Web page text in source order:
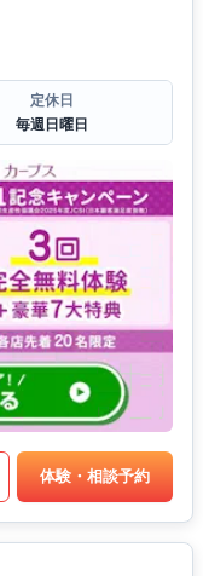
定休日
毎週日曜日
体験・相談予約